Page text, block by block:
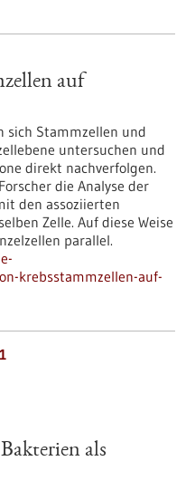
auf
sich Stammzellen und
untersuchen und
direkt nachverfolgen.
die Analyse der
den assoziierten
Zelle. Auf diese Weise
parallel.
krebsstammzellen-auf-
als